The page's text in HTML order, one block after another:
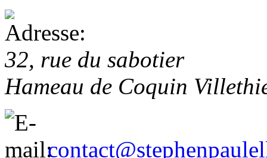
32, rue du sabotier
Hameau de Coquin